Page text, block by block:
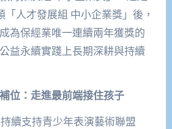
「人才發展組 中小企業獎」後，
為保經業唯一連續兩年獲獎的
益永續實踐上長期深耕與持續
位：走進最前端接住孩子
續支持青少年表演藝術聯盟